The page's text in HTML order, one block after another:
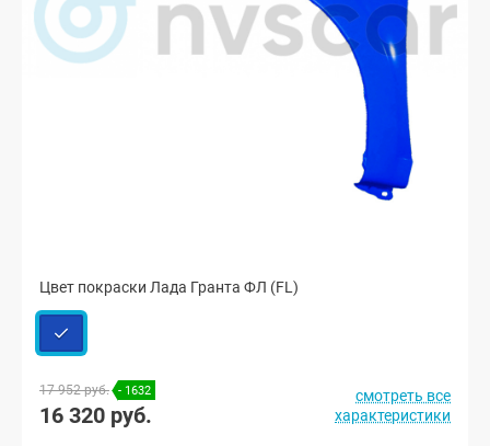
Цвет покраски Лада Гранта ФЛ (FL)
17 952 руб. - 1632
16 320 руб.
смотреть все
характеристики